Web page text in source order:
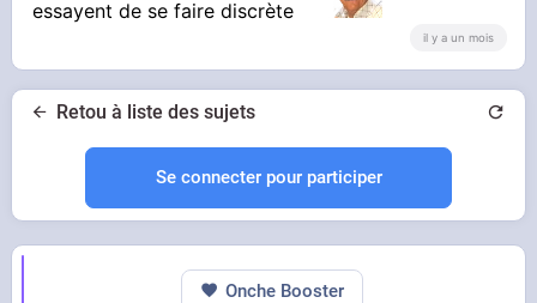
essayent de se faire discrète
il y a un mois
Retou à liste des sujets
Se connecter pour participer
Onche Booster